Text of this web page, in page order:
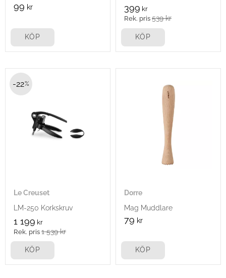
99 kr
KÖP
399 kr
539kr
KÖP
Le Creuset
LM-250 Korkskruv
1 199 kr
1 539kr
22%
KÖP
Dorre
Mag Muddlare
79 kr
KÖP